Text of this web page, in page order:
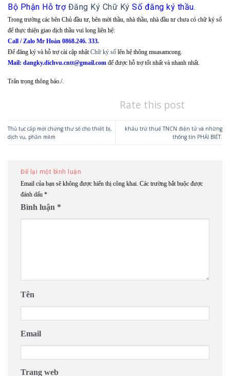
Bộ Phận Hỗ trợ Đăng Ký Chữ Ký Số đăng ký thầu.
Trong trường các bên Chủ đầu tư, bên mời thầu, nhà thầu, nhà đầu tư chưa có chữ ký số
để thực thiện giao dịch thầu vui long liên hệ:
Call / Zalo Mr Hoàn 0868.246. 333.
Để đăng ký và hỗ trợ cài cập nhậtChữ ký số lên hệ thông muasamcong.
Mail: dangky.dichvu.cntt@gmail.com để được hỗ trợ tốt nhất và nhanh nhất.
Trân trọng thông báo./.
Rate this post
Thủ tục cấp mới chứng thư số cho thiết bị,
dịch vụ, phần mềm
khấu trừ thuế TNCN điện tử và những
thông tin PHẢI BIẾT.
Để lại một bình luận
Email của bạn sẽ không được hiển thị công khai. Các trường bắt buộc được
đánh dấu *
Bình luận *
Tên
Email
Trang web